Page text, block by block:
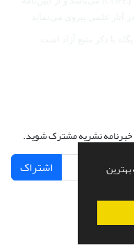
خبرنامه نشریه مشترک شوید.
اشتراک
ازسیناوب